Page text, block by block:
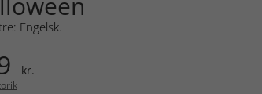
Engelsk.
kr.